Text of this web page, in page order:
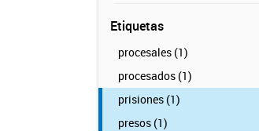
Etiquetas
procesales (1)
procesados (1)
prisiones (1)
presos (1)